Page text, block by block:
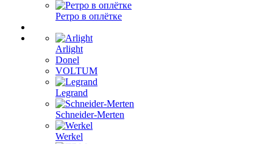
Ретро в оплётке
Arlight
Donel
VOLTUM
Legrand
Schneider-Merten
Werkel